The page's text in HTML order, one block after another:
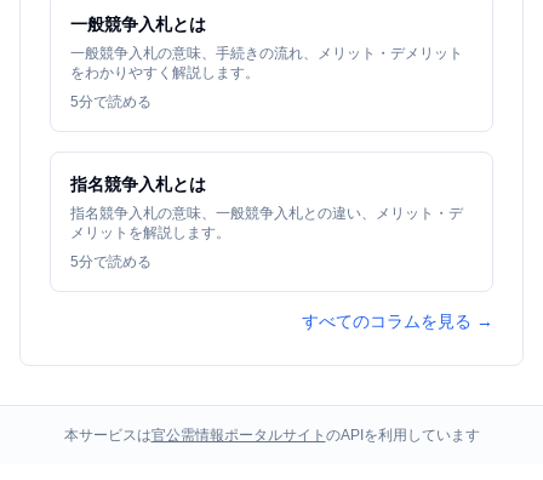
一般競争入札とは
一般競争入札の意味、手続きの流れ、メリット・デメリット
をわかりやすく解説します。
5分で読める
指名競争入札とは
指名競争入札の意味、一般競争入札との違い、メリット・デ
メリットを解説します。
5分で読める
すべてのコラムを見る →
本サービスは官公需情報ポータルサイト のAPIを利用しています